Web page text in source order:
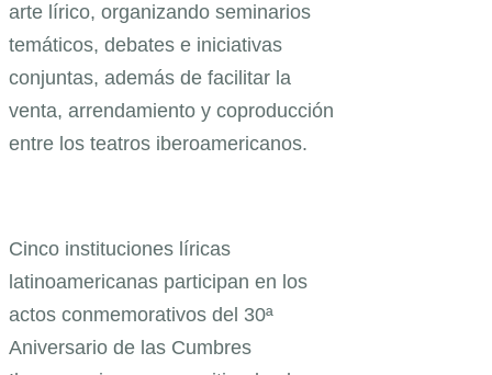
arte lírico, organizando seminarios
temáticos, debates e iniciativas
conjuntas, además de facilitar la
venta, arrendamiento y coproducción
entre los teatros iberoamericanos.
Cinco instituciones líricas
latinoamericanas participan en los
actos conmemorativos del 30ª
Aniversario de las Cumbres